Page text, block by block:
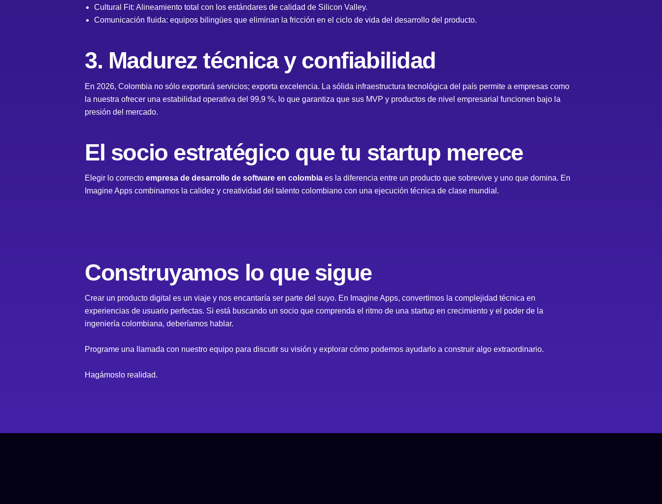
Cultural Fit: Alineamiento total con los estándares de calidad de Silicon Valley.
Comunicación fluida: equipos bilingües que eliminan la fricción en el ciclo de vida del desarrollo del producto.
3. Madurez técnica y confiabilidad
En 2026, Colombia no sólo exportará servicios; exporta excelencia. La sólida infraestructura tecnológica del país permite a empresas como
la nuestra ofrecer una estabilidad operativa del 99,9 %, lo que garantiza que sus MVP y productos de nivel empresarial funcionen bajo la
presión del mercado.
El socio estratégico que tu startup merece
Elegir lo correcto empresa de desarrollo de software en colombia es la diferencia entre un producto que sobrevive y uno que domina. En
Imagine Apps combinamos la calidez y creatividad del talento colombiano con una ejecución técnica de clase mundial.
Construyamos lo que sigue
Crear un producto digital es un viaje y nos encantaría ser parte del suyo. En Imagine Apps, convertimos la complejidad técnica en
experiencias de usuario perfectas. Si está buscando un socio que comprenda el ritmo de una startup en crecimiento y el poder de la
ingeniería colombiana, deberíamos hablar.
Programe una llamada con nuestro equipo para discutir su visión y explorar cómo podemos ayudarlo a construir algo extraordinario.
Hagámoslo realidad.